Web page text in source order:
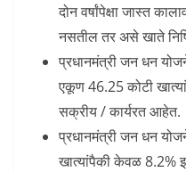
दोन वर्षांपेक्षा जास्त
नसतील तर असे खाते
प्रधानमंत्री जन धन
एकूण 46.25 कोटी
सक्रीय / कार्यरत आहेत.
प्रधानमंत्री जन धन
खात्यांपैकी केवळ 8.2%